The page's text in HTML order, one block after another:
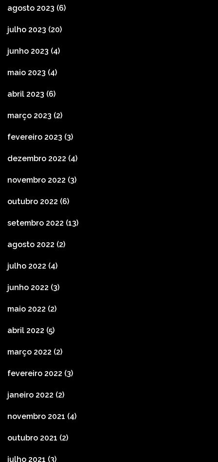
agosto 2023 (6)
julho 2023 (20)
junho 2023 (4)
maio 2023 (4)
abril 2023 (6)
março 2023 (2)
fevereiro 2023 (3)
dezembro 2022 (4)
novembro 2022 (3)
outubro 2022 (6)
setembro 2022 (13)
agosto 2022 (2)
julho 2022 (4)
junho 2022 (3)
maio 2022 (2)
abril 2022 (5)
março 2022 (2)
fevereiro 2022 (3)
janeiro 2022 (2)
novembro 2021 (4)
outubro 2021 (2)
julho 2021 (3)